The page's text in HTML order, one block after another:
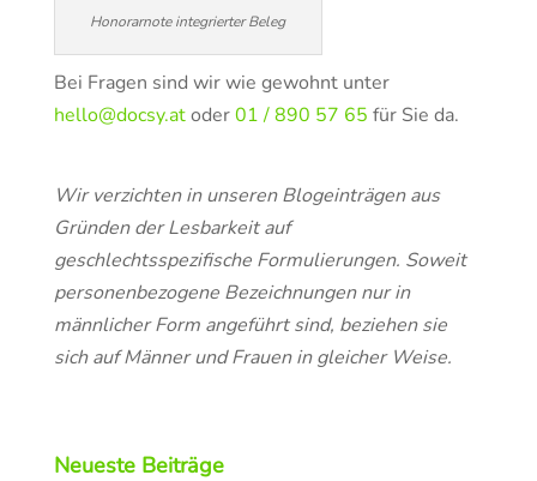
Honorarnote integrierter Beleg
Bei Fragen sind wir wie gewohnt unter
hello@docsy.atoder01 / 890 57 65 für Sie da.
Wir verzichten in unseren Blogeinträgen aus
Gründen der Lesbarkeit auf
geschlechtsspezifische Formulierungen. Soweit
personenbezogene Bezeichnungen nur in
männlicher Form angeführt sind, beziehen sie
sich auf Männer und Frauen in gleicher Weise.
Neueste Beiträge